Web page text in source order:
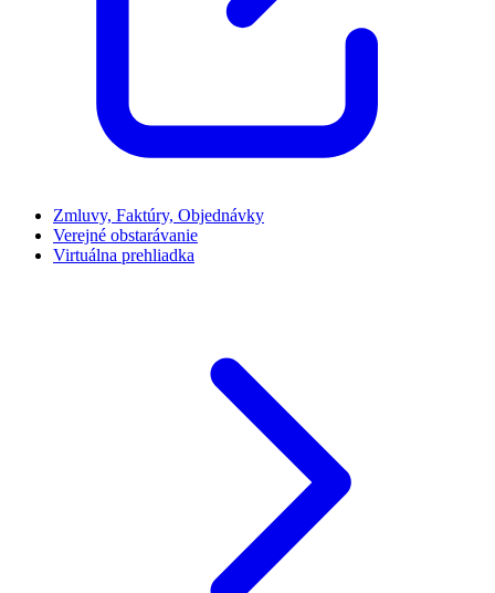
Zmluvy, Faktúry, Objednávky
Verejné obstarávanie
Virtuálna prehliadka